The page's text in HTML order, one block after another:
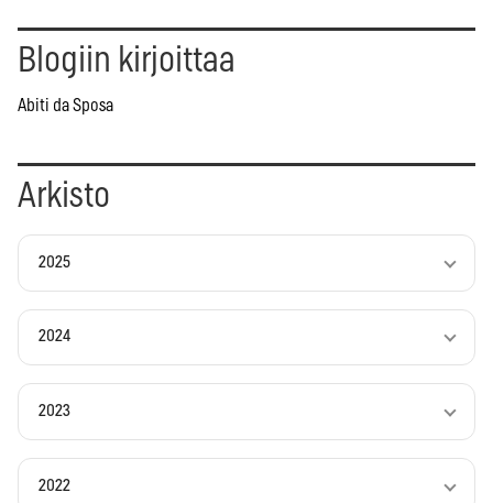
Blogiin kirjoittaa
Abiti da Sposa
Arkisto
2025
2024
2023
2022